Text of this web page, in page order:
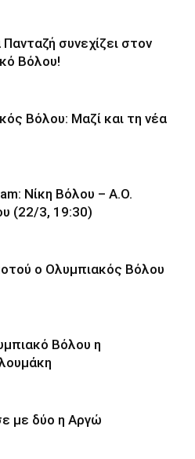
συνεχίζει στον
Βόλου!
Βόλου: Μαζί και τη νέα
Νίκη Βόλου – Α.Ο.
(22/3, 19:30)
ο Ολυμπιακός Βόλου
Βόλου η
με δύο η Αργώ